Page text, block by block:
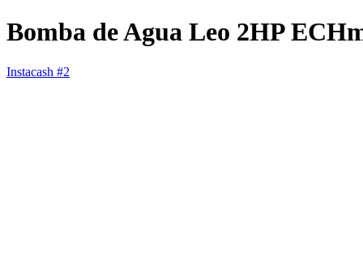
Bomba de Agua Leo 2HP
Instacash #2